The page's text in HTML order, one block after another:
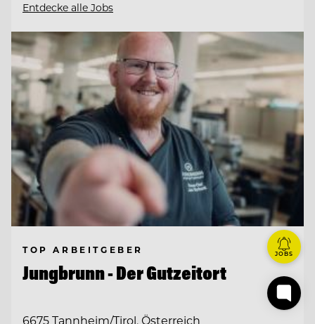
Entdecke alle Jobs
TOP ARBEITGEBER
Jungbrunn - Der Gutzeitort
6675 Tannheim/Tirol, Österreich
JOBS